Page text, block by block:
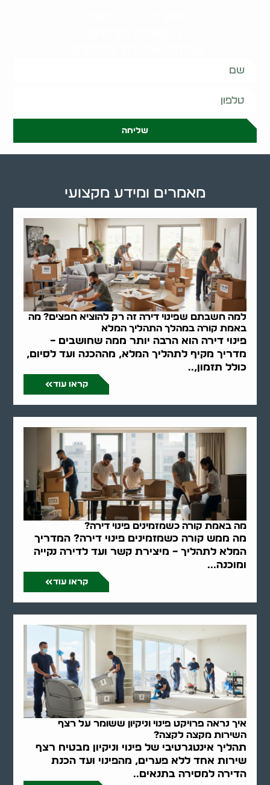
שליחה
למה חשבתם שפינוי דירה זה רק להוציא חפצים? מה
באמת קורה במהלך התהליך המלא
פינוי דירה הוא הרבה יותר ממה שחושבים –
מדריך מקיף לתהליך המלא, מההכנה ועד לסיום,
כולל תזמון,..
קראו עוד
מה באמת קורה כשמזמינים פינוי דירה?
מה ממש קורה כשמזמינים פינוי דירה? המדריך
המלא לתהליך – מיצירת קשר ועד לדירה נקייה
ומוכנה...
קראו עוד
איך נראה פרויקט פינוי וניקיון ששומר על רצף
השירות מקצה לקצה?
תהליך אינטגרטיבי של פינוי וניקיון מבטיח רצף
שירות אחד ללא פערים, מהפינוי ועד הכנת
הדירה למסירה בתנאים..
מאמרים ומידע מקצועי